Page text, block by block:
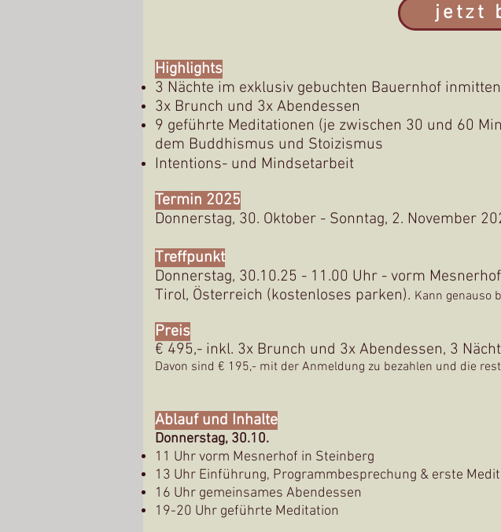
Highlights
3 Nächte im exklusiv gebuchten Bauernhof
3x Brunch und 3x Abendessen
9 geführte Meditationen (je zwischen 30 und 60
dem Buddhismus und Stoizismus
Intentions- und Mindsetarbeit
Termin 2025
Donnerstag, 30. Oktober - Sonntag, 2. November
Treffpunkt
Donnerstag, 30.10.25 - 11.00 Uhr - vorm
Tirol, Österreich (kostenloses parken). Kann genauso
Preis
€ 495,- inkl. 3x Brunch und 3x Abendessen, 3
Davon sind € 195,- mit der Anmeldung zu bezahlen und die
Ablauf und Inhalte
Donnerstag, 30.10.
11 Uhr vorm Mesnerhof in Steinberg
13 Uhr Einführung, Programmbesprechung & erste
16 Uhr gemeinsames Abendessen
19-20 Uhr geführte Meditation
jetzt